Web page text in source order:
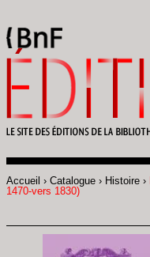
Fil
Accueil Catalogue Histoire
1470-vers 1830)